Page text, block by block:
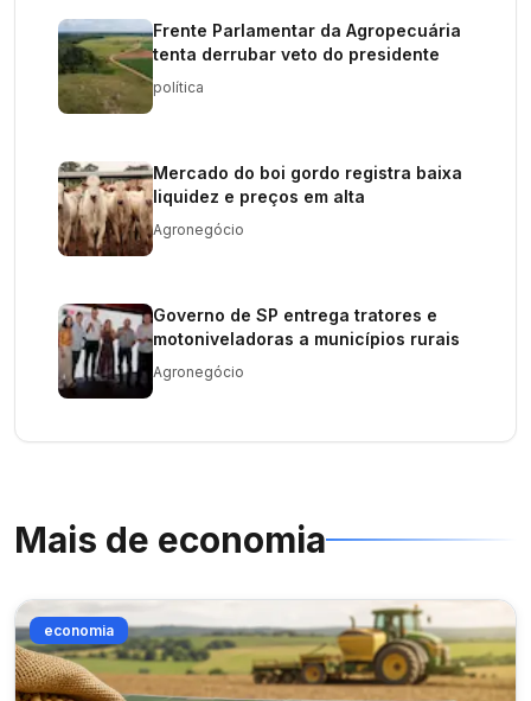
Frente Parlamentar da Agropecuária
tenta derrubar veto do presidente
política
Mercado do boi gordo registra baixa
liquidez e preços em alta
Agronegócio
Governo de SP entrega tratores e
motoniveladoras a municípios rurais
Agronegócio
Mais de economia
economia